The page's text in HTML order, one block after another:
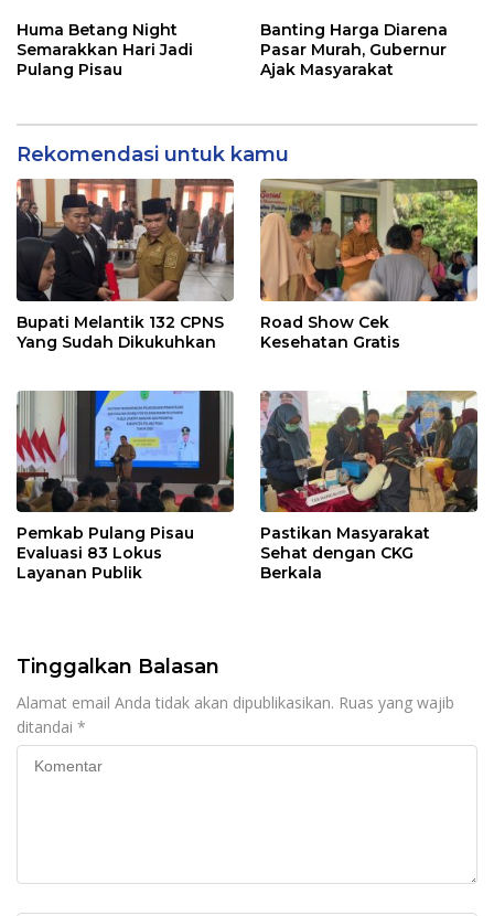
Huma Betang Night
Semarakkan Hari Jadi
Pulang Pisau
Banting Harga Diarena
Pasar Murah, Gubernur
Ajak Masyarakat
Rekomendasi untuk kamu
Bupati Melantik 132 CPNS
Yang Sudah Dikukuhkan
Road Show Cek
Kesehatan Gratis
Pemkab Pulang Pisau
Evaluasi 83 Lokus
Layanan Publik
Pastikan Masyarakat
Sehat dengan CKG
Berkala
Tinggalkan Balasan
Alamat email Anda tidak akan dipublikasikan. Ruas yang wajib
ditandai *